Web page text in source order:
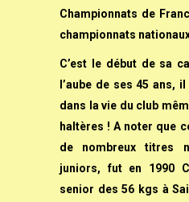
Championnats de
championnats
C’est le début de sa
l’aube de ses 45 ans,
dans la vie du club
haltères ! A noter que
de nombreux titres
juniors, fut en 1990
senior des 56 kgs à